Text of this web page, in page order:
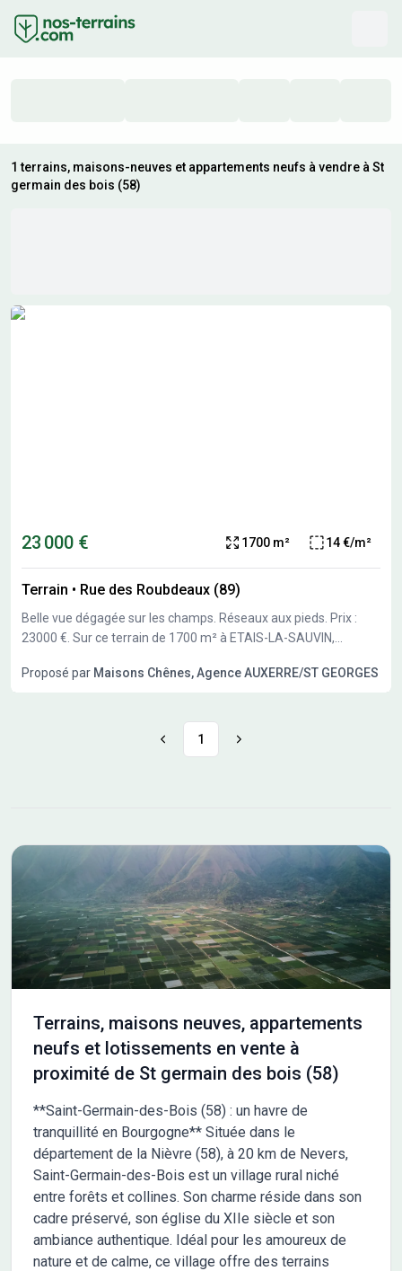
1 terrains, maisons-neuves et appartements neufs à vendre à St
germain des bois (58)
Résultats de recherche
23 000 € 1700 m² 14 €/m²
Terrain • Rue des Roubdeaux (89)
Belle vue dégagée sur les champs. Réseaux aux pieds. Prix :
23000 €. Sur ce terrain de 1700 m² à ETAIS-LA-SAUVIN,
construction de maison individuelle. Maisons Chênes propose
chambres - Mode de chauffage au choix - Grands choix
d'équipements et de prestations - Matériaux de qualité selon
Terrain sélectionné et vu pour vous sous réserve de
disponibilité et au prix indiqué par notre partenaire foncier.
Conditions et visuels non contractuels. Cette annonce a été
créée et diffusée avec le logiciel VITAHOME. Contactez Benoit
ROUMIER au 07 83 11 05 71 ou au 03 86 48 00 88 (Maisons
Chênes - Agence d'Auxerre/St Georges).
Proposé par Maisons Chênes, Agence AUXERRE/ST GEORGES
1
Terrains, maisons neuves, appartements
neufs et lotissements en vente à
proximité de St germain des bois (58)
**Saint-Germain-des-Bois (58) : un havre de
tranquillité en Bourgogne** Située dans le
département de la Nièvre (58), à 20 km de Nevers,
Saint-Germain-des-Bois est un village rural niché
entre forêts et collines. Son charme réside dans son
cadre préservé, son église du XIIe siècle et son
ambiance authentique. Idéal pour les amoureux de
nature et de calme, ce village offre des terrains